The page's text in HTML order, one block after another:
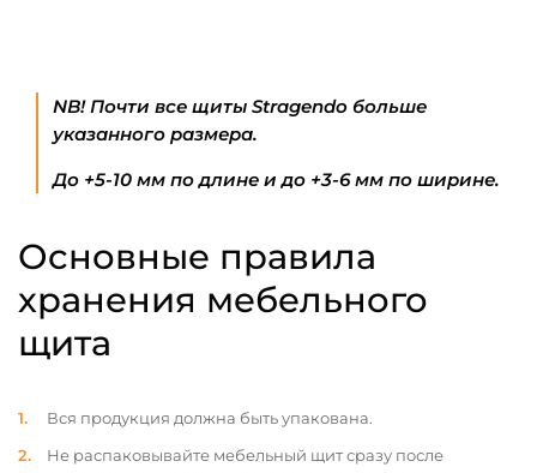
NB! Почти все щиты Stragendo больше
указанного размера.
До +5-10 мм по длине и до +3-6 мм по ширине.
Основные правила
хранения мебельного
щита
Вся продукция должна быть упакована.
Не распаковывайте мебельный щит сразу после